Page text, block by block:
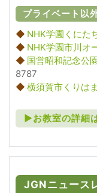
プライベート以
◆ NHK学園くにた
◆ NHK学園市川オ
◆ 国営昭和記念公
8787
◆ 横須賀市くりは
►お教室の詳細
JGNニュース